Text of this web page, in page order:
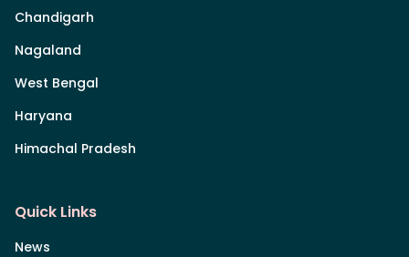
Chandigarh
Nagaland
West Bengal
Haryana
Himachal Pradesh
Quick Links
News